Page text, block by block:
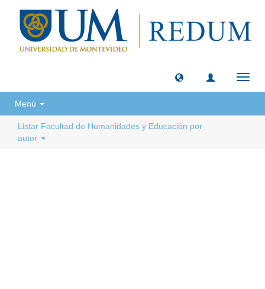
Menú
Listar Facultad de Humanidades y Educación por
autor